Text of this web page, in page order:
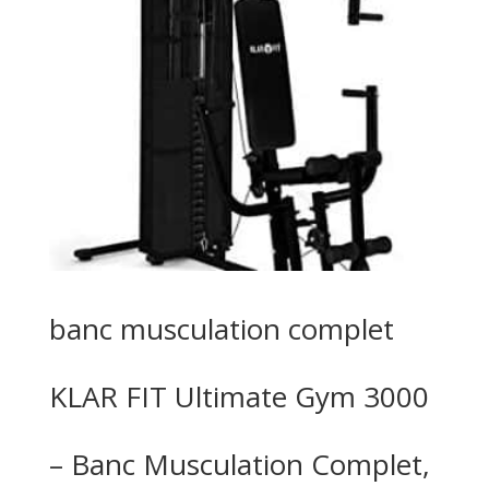
banc musculation complet
KLAR FIT Ultimate Gym 3000
– Banc Musculation Complet,